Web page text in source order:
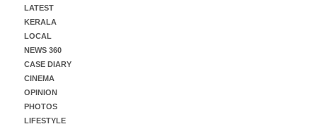
LATEST
KERALA
LOCAL
NEWS 360
CASE DIARY
CINEMA
OPINION
PHOTOS
LIFESTYLE